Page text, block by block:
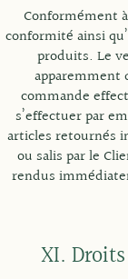
Conformément
conformité ainsi
produits. Le
apparemment
commande
s’effectuer par
articles retournés
ou salis par le
rendus
XI.